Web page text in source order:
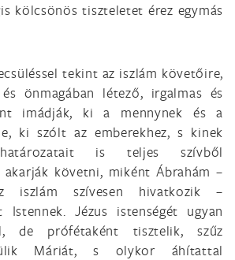
kölcsönös tiszteletet érez egymás
tekint az iszlám követőire,
önmagában létező, irgalmas és
imádják, ki a mennynek és a
ki szólt az emberekhez, s kinek
is teljes szívből
akarják követni, miként Ábrahám –
iszlám szívesen hivatkozik –
Istennek. Jézus istenségét ugyan
de prófétaként tisztelik, szűz
Máriát, s olykor áhítattal